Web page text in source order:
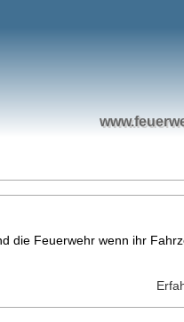
die Feuerwehr wenn ihr